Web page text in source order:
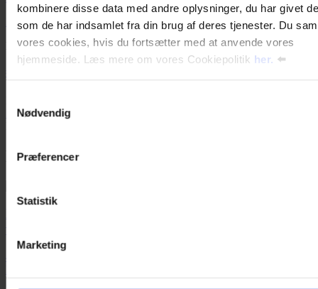
kombinere disse data med andre oplysninger, du har givet
som de har indsamlet fra din brug af deres tjenester. Du
vores cookies, hvis du fortsætter med at anvende vores
hjemmeside. Læs mere om vores Cookiepolitik her. ⬅️
Nødvendig
Præferencer
Statistik
Marketing
D-mærke certifikatet
Kilde og yderligere info: d-maerket.dk
InsightsIT-udviklingsbehov & plan
Læs også
virksomheder